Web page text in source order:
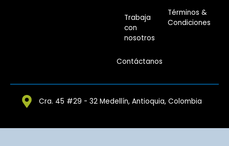
Trabaja
con
nosotros
Contáctanos
Términos &
Condiciones
Cra. 45 #29 - 32 Medellín, Antioquia, Colombia